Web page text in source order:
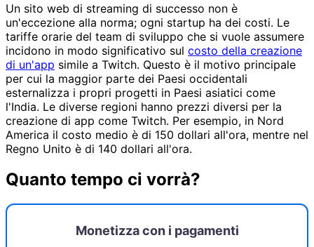
Un sito web di streaming di successo non è
un'eccezione alla norma; ogni startup ha dei costi. Le
tariffe orarie del team di sviluppo che si vuole assumere
incidono in modo significativo sul costo della creazione
di un'app simile a Twitch. Questo è il motivo principale
per cui la maggior parte dei Paesi occidentali
esternalizza i propri progetti in Paesi asiatici come
l'India. Le diverse regioni hanno prezzi diversi per la
creazione di app come Twitch. Per esempio, in Nord
America il costo medio è di 150 dollari all'ora, mentre nel
Regno Unito è di 140 dollari all'ora.
Quanto tempo ci vorrà?
Monetizza con i pagamenti